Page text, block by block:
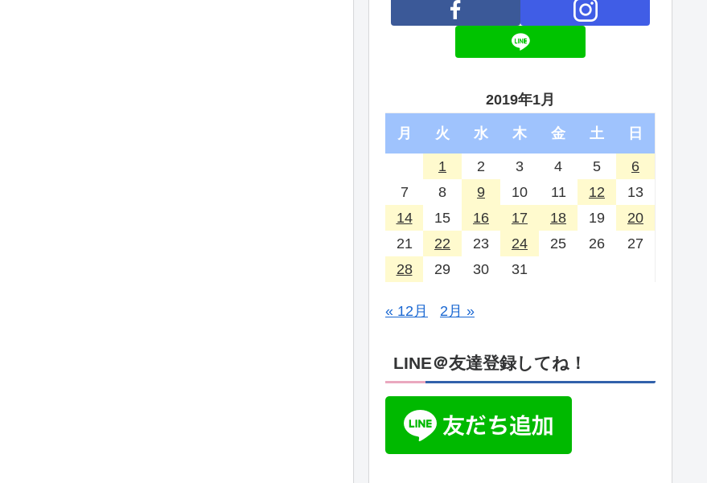
2019年1月
月 火 水 木 金 土 日
1 2 3 4 5
6
7
8 9 10 11 12
13
14
15 16 17 18 19
20
21
22 23 24 25 26
27
28
29 30 31
« 12月 2月 »
LINE＠友達登録してね！